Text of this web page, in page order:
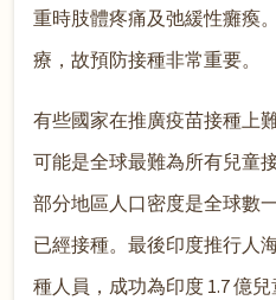
重時肢體疼痛及弛緩性癱瘓
療，故預防接種非常重要。
有些國家在推廣疫苗接種上
可能是全球最難為所有兒童
部分地區人口密度是全球數
已經接種。最後印度推行人
種人員，成功為印度 1.7 億